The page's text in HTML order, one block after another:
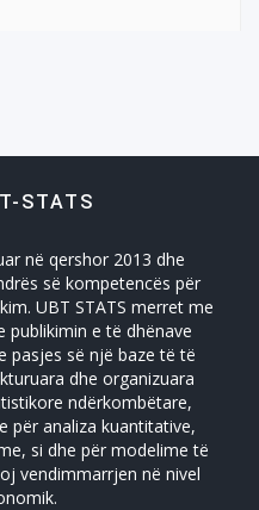
STATS
në qershor 2013 dhe
së kompetencës për
UBT STATS merret me
publikimin e të dhënave
pasjes së një baze të të
dhe organizuara
ndërkombëtare,
për analiza kuantitative,
si dhe për modelime të
vendimmarrjen në nivel